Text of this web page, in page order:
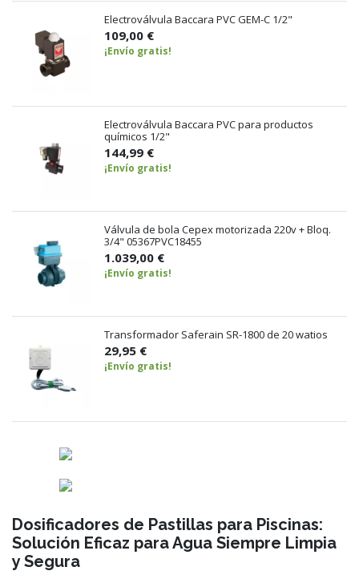
Electroválvula Baccara PVC GEM-C 1/2"
109,00 €
¡Envío gratis!
Electroválvula Baccara PVC para productos
químicos 1/2"
144,99 €
¡Envío gratis!
Válvula de bola Cepex motorizada 220v + Bloq.
3/4" 05367PVC18455
1.039,00 €
¡Envío gratis!
Transformador Saferain SR-1800 de 20 watios
29,95 €
¡Envío gratis!
Dosificadores de Pastillas para Piscinas:
Solución Eficaz para Agua Siempre Limpia
y Segura